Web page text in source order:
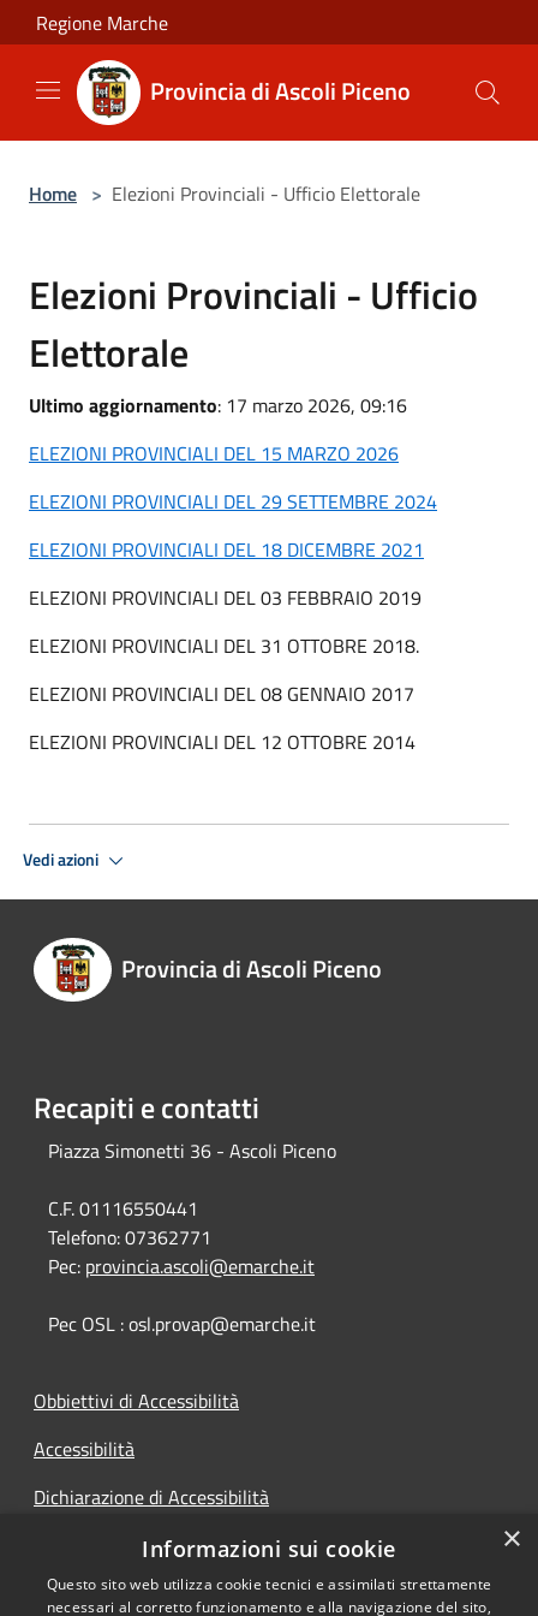
Salta al contenuto principale
Regione Marche
Provincia di Ascoli Piceno
Home > Elezioni Provinciali - Ufficio Elettorale
Elezioni Provinciali - Ufficio
Elettorale
Ultimo aggiornamento: 17 marzo 2026, 09:16
ELEZIONI PROVINCIALI DEL 15 MARZO 2026
ELEZIONI PROVINCIALI DEL 29 SETTEMBRE 2024
ELEZIONI PROVINCIALI DEL 18 DICEMBRE 2021
ELEZIONI PROVINCIALI DEL 03 FEBBRAIO 2019
ELEZIONI PROVINCIALI DEL 31 OTTOBRE 2018.
ELEZIONI PROVINCIALI DEL 08 GENNAIO 2017
ELEZIONI PROVINCIALI DEL 12 OTTOBRE 2014
Vedi azioni
Provincia di Ascoli Piceno
Recapiti e contatti
Piazza Simonetti 36 - Ascoli Piceno
C.F. 01116550441
Telefono:07362771
Pec: provincia.ascoli@emarche.it
Pec OSL : osl.provap@emarche.it
Obbiettivi di Accessibilità
Accessibilità
Dichiarazione di Accessibilità
Accesso Civico
×
Informazioni sui cookie
Questo sito web utilizza cookie tecnici e assimilati strettamente
necessari al corretto funzionamento e alla navigazione del sito,